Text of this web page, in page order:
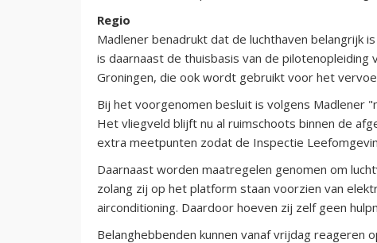
Regio
Madlener benadrukt dat de luchthaven belangrijk
is daarnaast de thuisbasis van de pilotenopleiding
Groningen, die ook wordt gebruikt voor het
Bij het voorgenomen besluit is volgens Madlener
Het vliegveld blijft nu al ruimschoots binnen de
extra meetpunten zodat de Inspectie
Daarnaast worden maatregelen genomen om
zolang zij op het platform staan voorzien van
airconditioning. Daardoor hoeven zij zelf geen
Belanghebbenden kunnen vanaf vrijdag